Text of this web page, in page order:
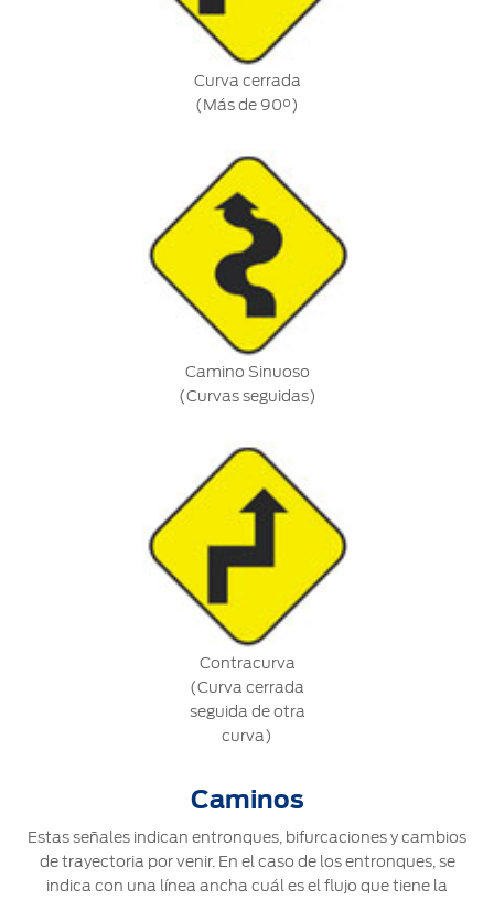
Curva cerrada
(Más de 90°)
Camino Sinuoso
(Curvas seguidas)
Contracurva
(Curva cerrada
seguida de otra
curva)
Caminos
Estas señales indican entronques, bifurcaciones y cambios
de trayectoria por venir. En el caso de los entronques, se
indica con una línea ancha cuál es el flujo que tiene la